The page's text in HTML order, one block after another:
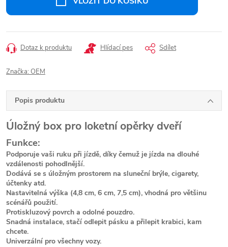
Dotaz k produktu Hlídací pes Sdílet
Značka: OEM
Popis produktu
Úložný box pro loketní opěrky dveří
Funkce:
Podporuje vaši ruku při jízdě, díky čemuž je jízda na dlouhé
vzdálenosti pohodlnější.
Dodává se s úložným prostorem na sluneční brýle, cigarety,
účtenky atd.
Nastavitelná výška (4,8 cm, 6 cm, 7,5 cm), vhodná pro většinu
scénářů použití.
Protiskluzový povrch a odolné pouzdro.
Snadná instalace, stačí odlepit pásku a přilepit krabici, kam
chcete.
Univerzální pro všechny vozy.